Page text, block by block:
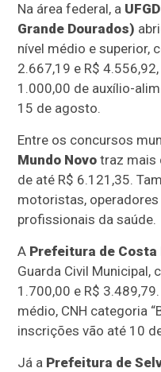
Na área federal, a
Grande Dourados)
nível médio e superior,
2.667,19 e R$
1.000,00 de auxílio-
15 de agosto.
Entre os concursos
Mundo Novo traz mais
de até R$ 6.121,35.
motoristas,
profissionais da saúde.
A Prefeitura de Costa
Guarda Civil Municipal,
1.700,00 e R$
médio, CNH categoria
inscrições vão até 10
Já a Prefeitura de